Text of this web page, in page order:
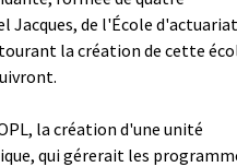
Jacques, de l'École
la création de cette
la création d'une unité
qui gérerait les